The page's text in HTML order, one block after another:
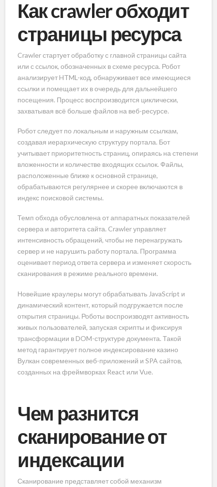
Как crawler обходит
страницы ресурса
Crawler стартует обработку с главной страницы сайта
или с ссылок, обозначенных в схеме ресурса. Робот
анализирует HTML-код, обнаруживает все имеющиеся
ссылки и помещает их в очередь для дальнейшего
посещения. Процесс воспроизводится циклически,
захватывая всё больше файлов на веб-ресурсе.
Робот следует по локальным и наружным ссылкам,
создавая иерархическую структуру портала. Бот
учитывает приоритетность страниц, опираясь на степени
вложенности и количестве входящих ссылок. Файлы,
расположенные ближе к основной странице,
обрабатываются регулярнее и скорее включаются в
индекс поисковой системы.
Темп обхода обусловлена от аппаратных показателей
сервера и авторитета сайта. Crawler управляет
интенсивность обращений, чтобы не перенагружать
сервер и не нарушить работу портала. Программа
оценивает период ответа сервера и изменяет скорость
сканирования в режиме реального времени.
Новейшие краулеры могут обрабатывать JavaScript и
динамический контент, который подгружается после
открытия страницы. Роботы воспроизводят активность
живых пользователей, запуская скрипты и фиксируя
трансформации в DOM-структуре документа. Такой
метод гарантирует полное индексирование казино
Вулкан современных веб-приложений и SPA сайтов,
созданных на фреймворках React или Vue.
Чем разнится
сканирование от
индексации
Сканирование представляет собой механизм